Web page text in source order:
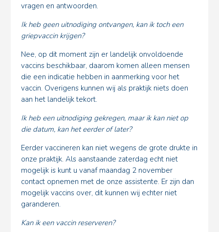
vragen en antwoorden.
Ik heb geen uitnodiging ontvangen, kan ik toch een
griepvaccin krijgen?
Nee, op dit moment zijn er landelijk onvoldoende
vaccins beschikbaar, daarom komen alleen mensen
die een indicatie hebben in aanmerking voor het
vaccin. Overigens kunnen wij als praktijk niets doen
aan het landelijk tekort.
Ik heb een uitnodiging gekregen, maar ik kan niet op
die datum, kan het eerder of later?
Eerder vaccineren kan niet wegens de grote drukte in
onze praktijk. Als aanstaande zaterdag echt niet
mogelijk is kunt u vanaf maandag 2 november
contact opnemen met de onze assistente. Er zijn dan
mogelijk vaccins over, dit kunnen wij echter niet
garanderen.
Kan ik een vaccin reserveren?